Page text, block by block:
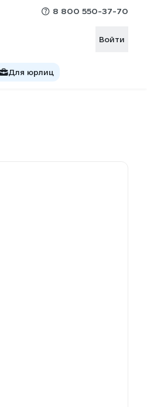
8 800 550-37-70
Войти
Для юрлиц